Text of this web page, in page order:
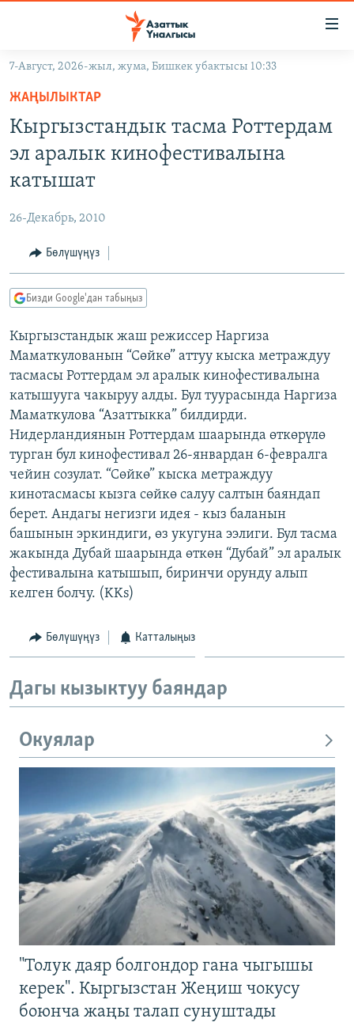
Навигацияга
өтүңүз
Издөөгө
салыңызКЫРГЫЗСТАН
МАДАНИЯТ
ДҮЙНӨ
УКРАИНА
ТВ ПРОГРАММАЛАР
БҮГҮН АЗАТТЫКТА
ДАНИСТЕ
ЭЖЕ-СИҢДИЛЕР
АЗАТТЫК+
ЫҢГАЙСЫЗ СУРООЛОР
ПОДКАСТ
ОНЛАЙН ШЕРИНЕ
ЭЕ/АРнун бардык сайттары
7-Август, 2026-жыл, жума, Бишкек убактысы 10:33
ЖАҢЫЛЫКТАР
Кыргызстандык тасма Роттердам
эл аралык кинофестивалына
катышат
26-Декабрь, 2010
Бөлүшүңүз
Бизди Google'дан табыңыз
Кыргызстандык жаш режиссер Наргиза
Маматкулованын “Сөйкө” аттуу кыска метраждуу
тасмасы Роттердам эл аралык кинофестивалына
катышууга чакыруу алды. Бул туурасында Наргиза
Маматкулова “Азаттыкка” билдирди.
Нидерландиянын Роттердам шаарында өткөрүлө
турган бул кинофестивал 26-январдан 6-февралга
чейин созулат. “Сөйкө” кыска метраждуу
кинотасмасы кызга сөйкө салуу салтын баяндап
берет. Андагы негизги идея - кыз баланын
башынын эркиндиги, өз укугуна ээлиги. Бул тасма
жакында Дубай шаарында өткөн “Дубай” эл аралык
фестивалына катышып, биринчи орунду алып
келген болчу. (KKs)
Бөлүшүңүз Катталыңыз
Дагы кызыктуу баяндар
Окуялар
"Толук даяр болгондор гана чыгышы
керек". Кыргызстан Жеңиш чокусу
боюнча жаңы талап сунуштады